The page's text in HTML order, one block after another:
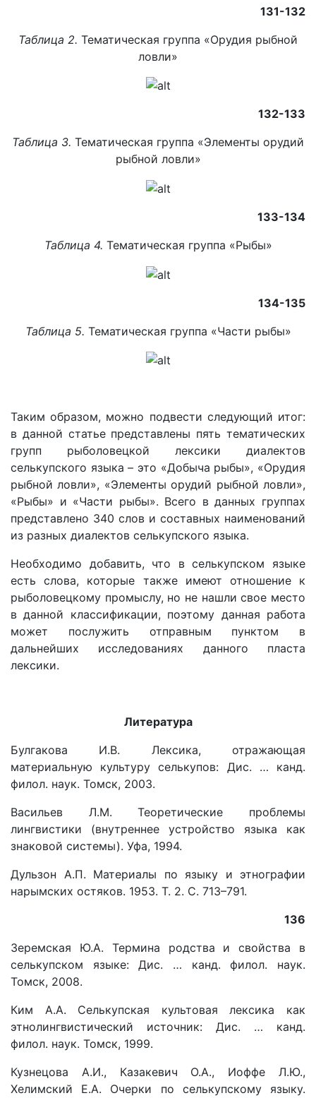
131-132
Таблица 2. Тематическая группа «Орудия рыбной
ловли»
132-133
Таблица 3. Тематическая группа «Элементы орудий
рыбной ловли»
133-134
Таблица 4. Тематическая группа «Рыбы»
134-135
Таблица 5. Тематическая группа «Части рыбы»
Таким образом, можно подвести следующий итог:
в данной статье представлены пять тематических
групп рыболовецкой лексики диалектов
селькупского языка – это «Добыча рыбы», «Орудия
рыбной ловли», «Элементы орудий рыбной ловли»,
«Рыбы» и «Части рыбы». Всего в данных группах
представлено 340 слов и составных наименований
из разных диалектов селькупского языка.
Необходимо добавить, что в селькупском языке
есть слова, которые также имеют отношение к
рыболовецкому промыслу, но не нашли свое место
в данной классификации, поэтому данная работа
может послужить отправным пунктом в
дальнейших исследованиях данного пласта
лексики.
Литература
Булгакова И.В. Лексика, отражающая
материальную культуру селькупов: Дис. … канд.
филол. наук. Томск, 2003.
Васильев Л.М. Теоретические проблемы
лингвистики (внутреннее устройство языка как
знаковой системы). Уфа, 1994.
Дульзон А.П. Материалы по языку и этнографии
нарымских остяков. 1953. Т. 2. С. 713–791.
136
Зеремская Ю.А. Термина родства и свойства в
селькупском языке: Дис. … канд. филол. наук.
Томск, 2008.
Ким А.А. Селькупская культовая лексика как
этнолингвистический источник: Дис. … канд.
филол. наук. Томск, 1999.
Кузнецова А.И., Казакевич О.А., Иоффе Л.Ю.,
Хелимский Е.А. Очерки по селькупскому языку.